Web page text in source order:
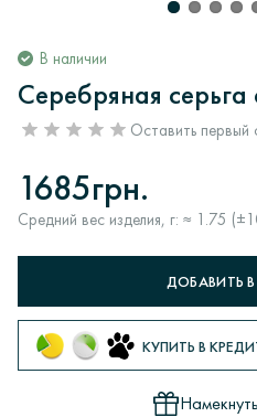
В наличии
Серебряная
Оставить первый
1685грн.
Средний вес изделия, г: ≈ 1.75
ДОБАВИТЬ
КУПИТЬ В